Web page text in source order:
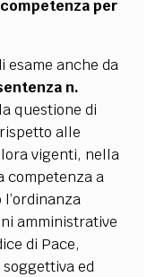
per
esame anche da
n.
questione di
alle
vigenti, nella
competenza a
amministrative
di Pace,
ed